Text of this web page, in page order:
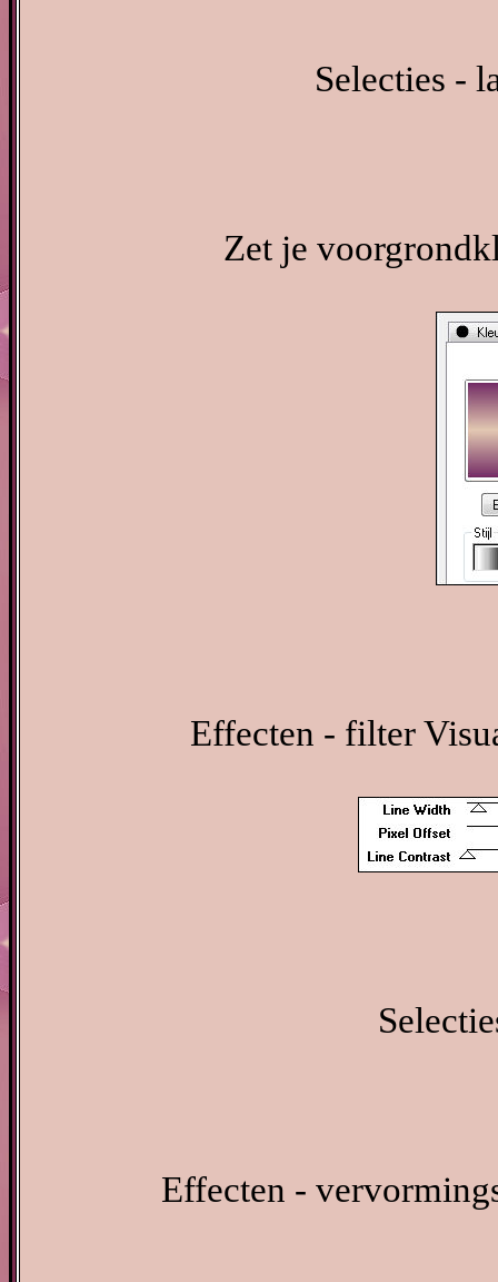
Selecties -
Zet je
Effecten - filter
Effecten -